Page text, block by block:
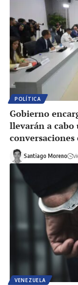
POLÍTICA
Gobierno
llevarán a cabo
Santiago Moreno
VENEZUELA